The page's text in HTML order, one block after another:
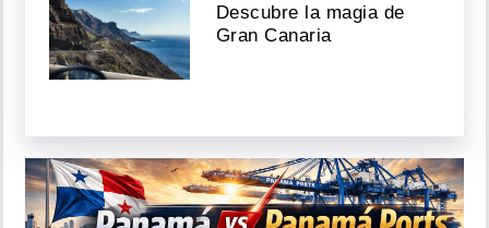
Descubre la magia de
Gran Canaria